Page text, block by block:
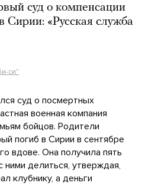
суд о компенсации
Сирии: «Русская служба
си"
суд о посмертных
военная компания
бойцов. Родители
погиб в Сирии в сентябре
вдове. Она получила пять
ними делиться, утверждая,
клубнику, а деньги